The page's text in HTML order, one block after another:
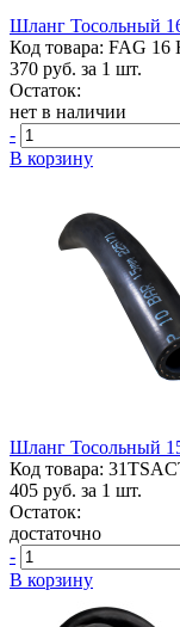
Шланг Тосольный
Код товара: FAG 16
370 руб. за 1 шт.
Остаток:
нет в наличии
-
В корзину
Шланг Тосольный
Код товара:
405 руб. за 1 шт.
Остаток:
достаточно
-
В корзину